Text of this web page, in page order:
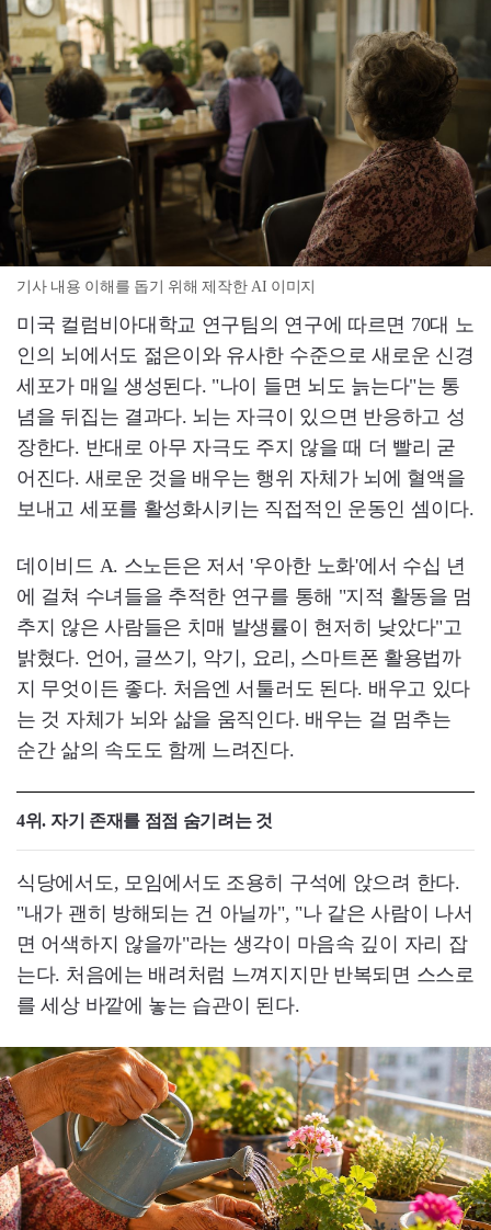
기사 내용 이해를 돕기 위해 제작한 AI 이미지
미국 컬럼비아대학교 연구팀의 연구에 따르면 70대 노
인의 뇌에서도 젊은이와 유사한 수준으로 새로운 신경
세포가 매일 생성된다. "나이 들면 뇌도 늙는다"는 통
념을 뒤집는 결과다. 뇌는 자극이 있으면 반응하고 성
장한다. 반대로 아무 자극도 주지 않을 때 더 빨리 굳
어진다. 새로운 것을 배우는 행위 자체가 뇌에 혈액을
보내고 세포를 활성화시키는 직접적인 운동인 셈이다.
데이비드 A. 스노든은 저서 '우아한 노화'에서 수십 년
에 걸쳐 수녀들을 추적한 연구를 통해 "지적 활동을 멈
추지 않은 사람들은 치매 발생률이 현저히 낮았다"고
밝혔다. 언어, 글쓰기, 악기, 요리, 스마트폰 활용법까
지 무엇이든 좋다. 처음엔 서툴러도 된다. 배우고 있다
는 것 자체가 뇌와 삶을 움직인다. 배우는 걸 멈추는
순간 삶의 속도도 함께 느려진다.
4위. 자기 존재를 점점 숨기려는 것
식당에서도, 모임에서도 조용히 구석에 앉으려 한다.
"내가 괜히 방해되는 건 아닐까", "나 같은 사람이 나서
면 어색하지 않을까"라는 생각이 마음속 깊이 자리 잡
는다. 처음에는 배려처럼 느껴지지만 반복되면 스스로
를 세상 바깥에 놓는 습관이 된다.